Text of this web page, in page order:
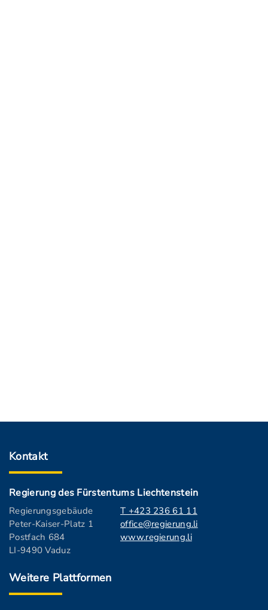
Kontakt
Regierung des Fürstentums Liechtenstein
Regierungsgebäude
Peter-Kaiser-Platz 1
Postfach 684
LI-9490 Vaduz
T +423 236 61 11
office@regierung.li
www.regierung.li
Weitere Plattformen